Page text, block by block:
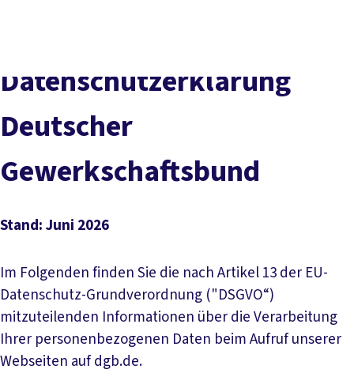
Service
Mitmachen
Datenschutzerklärung
Deutscher
Gewerkschaftsbund
Stand: Juni 2026
Im Folgenden finden Sie die nach Artikel 13 der EU-
Datenschutz-Grundverordnung ("DSGVO“)
mitzuteilenden Informationen über die Verarbeitung
Ihrer personenbezogenen Daten beim Aufruf unserer
Webseiten auf dgb.de.